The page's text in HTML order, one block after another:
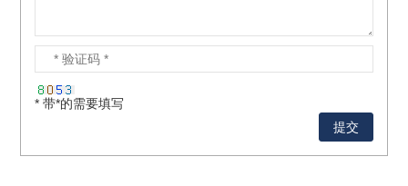
* 带*的需要填写